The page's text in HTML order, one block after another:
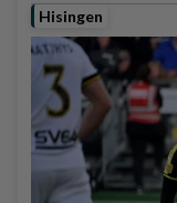
Hisingen